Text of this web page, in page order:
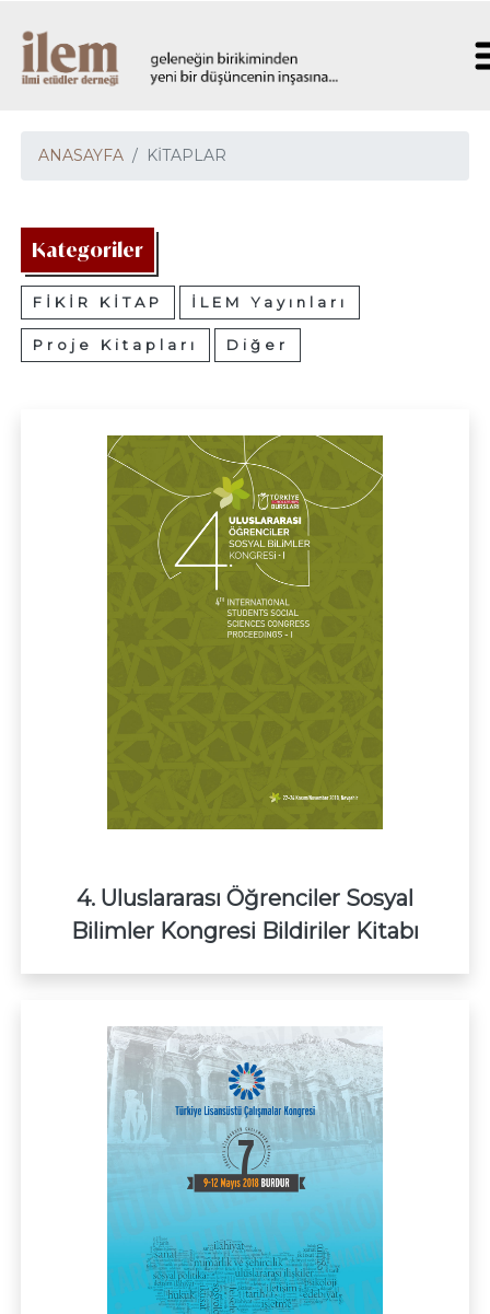
ANASAYFA KİTAPLAR
Kategoriler
FİKİR KİTAP İLEM Yayınları
Proje Kitapları Diğer
4. Uluslararası Öğrenciler Sosyal
Bilimler Kongresi Bildiriler Kitabı